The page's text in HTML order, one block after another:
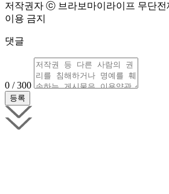
저작권자 ⓒ 브라보마이라이프 무단전
이용 금지
댓글
0 / 300